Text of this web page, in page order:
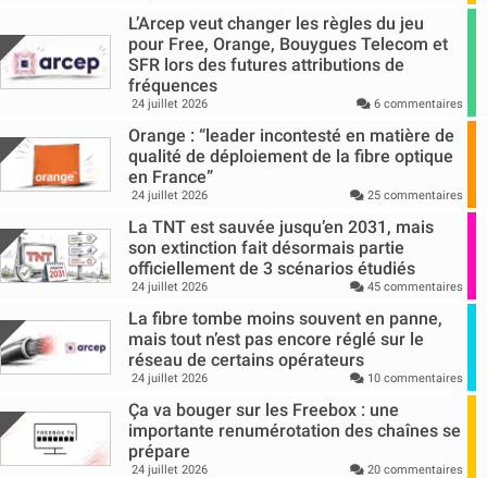
L’Arcep veut changer les règles du jeu
pour Free, Orange, Bouygues Telecom et
SFR lors des futures attributions de
fréquences
24 juillet 2026 6 commentaires
Orange : “leader incontesté en matière de
qualité de déploiement de la fibre optique
en France”
24 juillet 2026 25 commentaires
La TNT est sauvée jusqu’en 2031, mais
son extinction fait désormais partie
officiellement de 3 scénarios étudiés
24 juillet 2026 45 commentaires
La fibre tombe moins souvent en panne,
mais tout n’est pas encore réglé sur le
réseau de certains opérateurs
24 juillet 2026 10 commentaires
Ça va bouger sur les Freebox : une
importante renumérotation des chaînes se
prépare
24 juillet 2026 20 commentaires